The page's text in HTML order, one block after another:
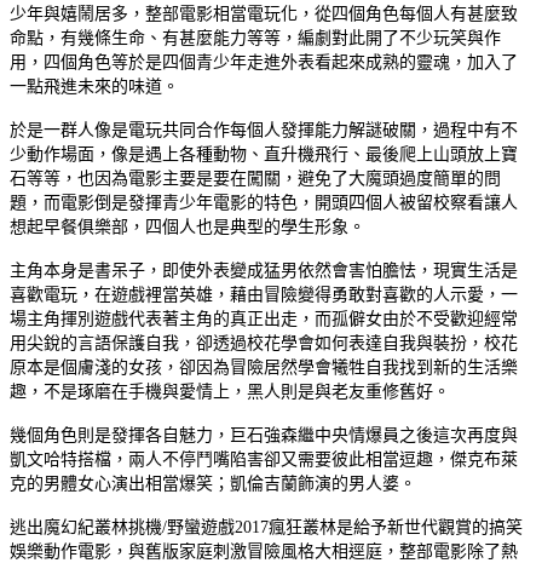
少年與嬉鬧居多，整部電影相當電玩化，從四個角色每個人有甚麼致
命點，有幾條生命、有甚麼能力等等，編劇對此開了不少玩笑與作
用，四個角色等於是四個青少年走進外表看起來成熟的靈魂，加入了
一點飛進未來的味道。
於是一群人像是電玩共同合作每個人發揮能力解謎破關，過程中有不
少動作場面，像是遇上各種動物、直升機飛行、最後爬上山頭放上寶
石等等，也因為電影主要是要在闖關，避免了大魔頭過度簡單的問
題，而電影倒是發揮青少年電影的特色，開頭四個人被留校察看讓人
想起早餐俱樂部，四個人也是典型的學生形象。
主角本身是書呆子，即使外表變成猛男依然會害怕膽怯，現實生活是
喜歡電玩，在遊戲裡當英雄，藉由冒險變得勇敢對喜歡的人示愛，一
場主角揮別遊戲代表著主角的真正出走，而孤僻女由於不受歡迎經常
用尖銳的言語保護自我，卻透過校花學會如何表達自我與裝扮，校花
原本是個膚淺的女孩，卻因為冒險居然學會犧牲自我找到新的生活樂
趣，不是琢磨在手機與愛情上，黑人則是與老友重修舊好。
幾個角色則是發揮各自魅力，巨石強森繼中央情爆員之後這次再度與
凱文哈特搭檔，兩人不停鬥嘴陷害卻又需要彼此相當逗趣，傑克布萊
克的男體女心演出相當爆笑；凱倫吉蘭飾演的男人婆。
逃出魔幻紀叢林挑機/野蠻遊戲2017瘋狂叢林是給予新世代觀賞的搞笑
娛樂動作電影，與舊版家庭刺激冒險風格大相逕庭，整部電影除了熱